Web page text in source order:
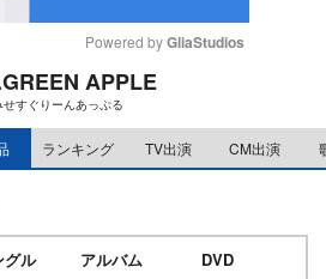
e
Powered by GliaStudios
APPLE
せすぐりーんあっぷる
ランキング TV出演 CM出演
グル アルバム
DVD